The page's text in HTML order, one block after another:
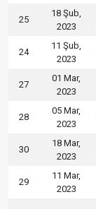
25
18 Şub,
2023
24
11 Şub,
2023
27
01 Mar,
2023
28
05 Mar,
2023
30
18 Mar,
2023
29
11 Mar,
2023